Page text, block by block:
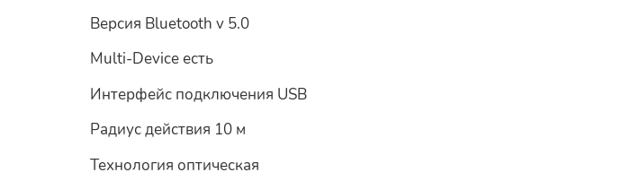
Версия Bluetooth v 5.0
Multi-Device есть
Интерфейс подключения USB
Радиус действия 10 м
Технология оптическая